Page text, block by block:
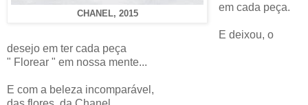
CHANEL, 2015
em cada peça.
E deixou, o
desejo em ter cada peça
" Florear " em nossa mente...
E com a beleza incomparável,